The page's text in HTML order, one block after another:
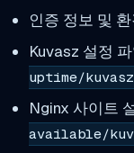
인증 정보 및
Kuvasz 설정
uptime/
Nginx 사이트
available/